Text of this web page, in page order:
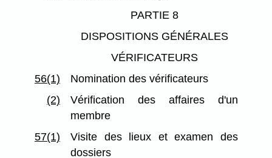
PARTIE 8
DISPOSITIONS GÉNÉRALES
VÉRIFICATEURS
56(1)
Nomination des vérificateurs
(2)
Vérification des affaires d'un
membre
57(1)
Visite des lieux et examen des
dossiers